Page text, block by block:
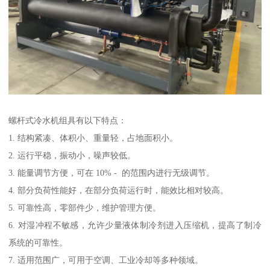
螺杆式冷水机组具有以下特点：
1. 结构紧凑、体积小、重量轻，占地面积小。
2. 运行平稳，振动小，噪声较低。
3. 能量调节方便，可在 10% - 的范围内进行无级调节。
4. 部分负荷性能好，在部分负荷运行时，能效比相对较高。
5. 可靠性高，零部件少，维护管理方便。
6. 对湿冲程不敏感，允许少量液体制冷剂进入压缩机，提高了制冷
系统的可靠性。
7. 适用范围广，可用于空调、工业冷却等多种领域。